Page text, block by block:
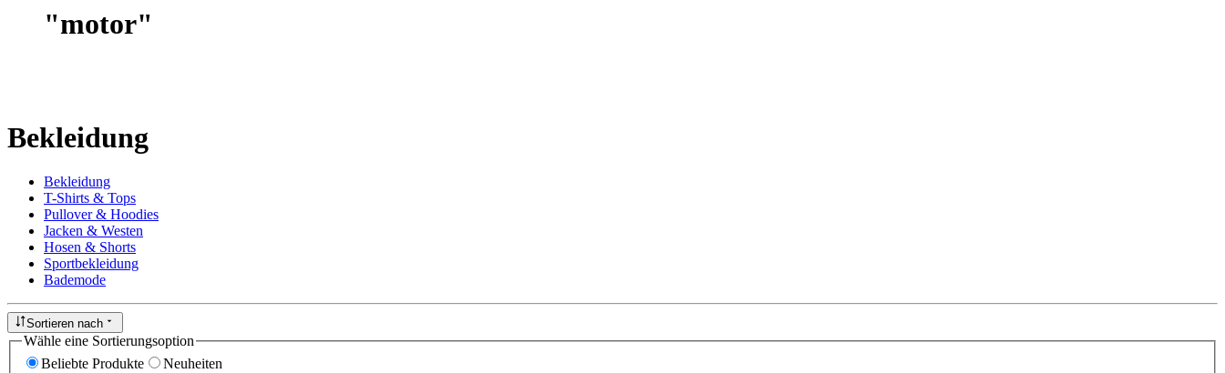
"motor"
Bekleidung
Bekleidung
T-Shirts & Tops
Pullover & Hoodies
Jacken & Westen
Hosen & Shorts
Sportbekleidung
Bademode
Sortieren nach
Wähle eine Sortierungsoption
Beliebte Produkte
Neuheiten